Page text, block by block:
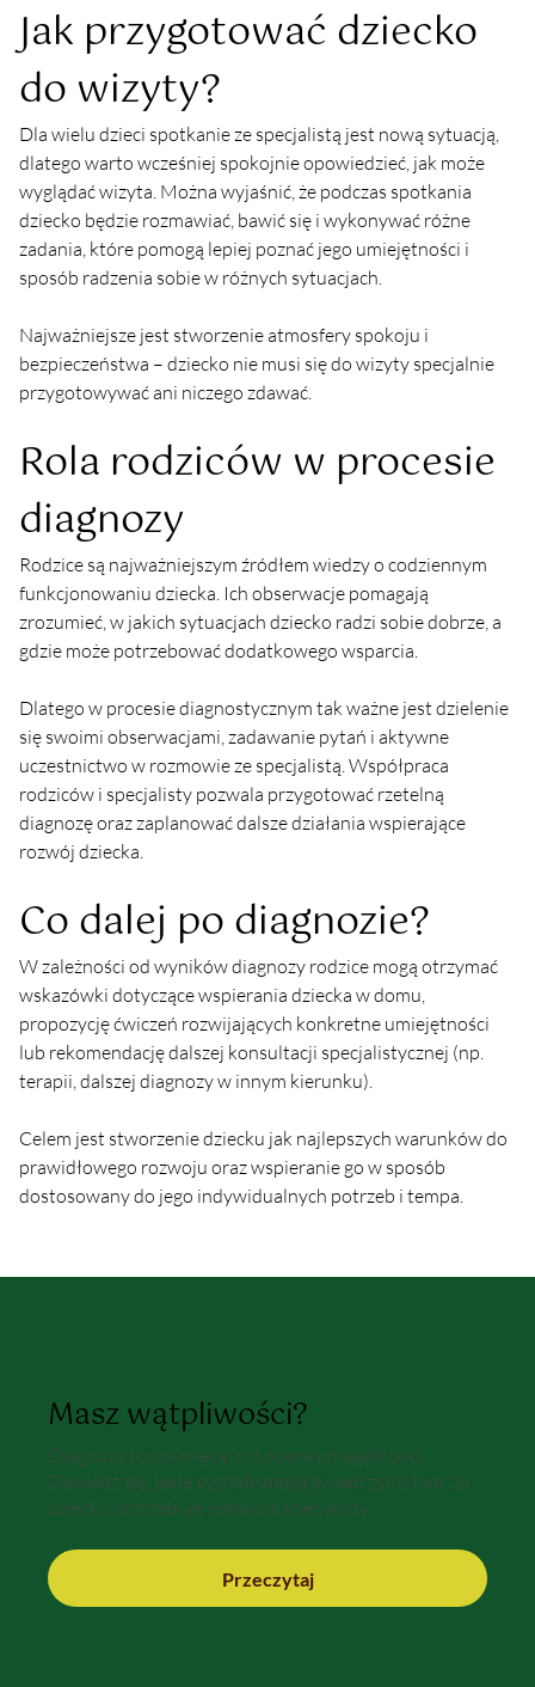
Jak przygotować dziecko
do wizyty?
Dla wielu dzieci spotkanie ze specjalistą jest nową sytuacją,
dlatego warto wcześniej spokojnie opowiedzieć, jak może
wyglądać wizyta. Można wyjaśnić, że podczas spotkania
dziecko będzie rozmawiać, bawić się i wykonywać różne
zadania, które pomogą lepiej poznać jego umiejętności i
sposób radzenia sobie w różnych sytuacjach.
Najważniejsze jest stworzenie atmosfery spokoju i
bezpieczeństwa – dziecko nie musi się do wizyty specjalnie
przygotowywać ani niczego zdawać.
Rola rodziców w procesie
diagnozy
Rodzice są najważniejszym źródłem wiedzy o codziennym
funkcjonowaniu dziecka. Ich obserwacje pomagają
zrozumieć, w jakich sytuacjach dziecko radzi sobie dobrze, a
gdzie może potrzebować dodatkowego wsparcia.
Dlatego w procesie diagnostycznym tak ważne jest dzielenie
się swoimi obserwacjami, zadawanie pytań i aktywne
uczestnictwo w rozmowie ze specjalistą. Współpraca
rodziców i specjalisty pozwala przygotować rzetelną
diagnozę oraz zaplanować dalsze działania wspierające
rozwój dziecka.
Co dalej po diagnozie?
W zależności od wyników diagnozy rodzice mogą otrzymać
wskazówki dotyczące wspierania dziecka w domu,
propozycję ćwiczeń rozwijających konkretne umiejętności
lub rekomendację dalszej konsultacji specjalistycznej (np.
terapii, dalszej diagnozy w innym kierunku).
Celem jest stworzenie dziecku jak najlepszych warunków do
prawidłowego rozwoju oraz wspieranie go w sposób
dostosowany do jego indywidualnych potrzeb i tempa.
Masz wątpliwości?
Diagnoza to coś więcej niż ocena umiejętności
Dowiedz się, jakie sygnały mogą świadczyć o tym, że
dziecko potrzebuje wsparcia specjalisty.
Przeczytaj